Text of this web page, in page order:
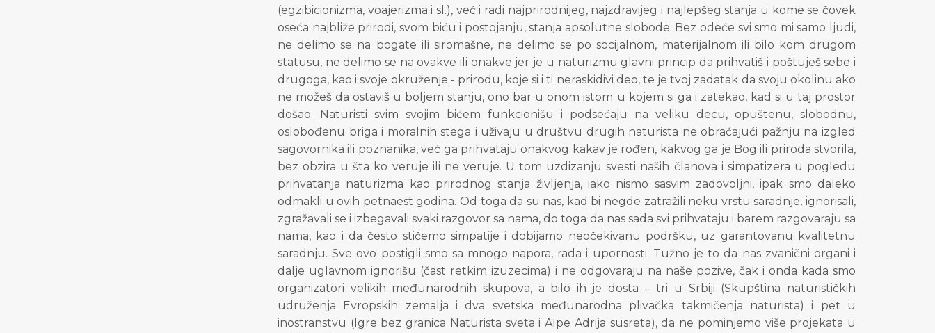
(egzibicionizma, voajerizma i sl.), već i radi najprirodnijeg, najzdravijeg i najlepšeg stanja u kome se čovek
oseća najbliže prirodi, svom biću i postojanju, stanja apsolutne slobode. Bez odeće svi smo mi samo ljudi,
ne delimo se na bogate ili siromašne, ne delimo se po socijalnom, materijalnom ili bilo kom drugom
statusu, ne delimo se na ovakve ili onakve jer je u naturizmu glavni princip da prihvatiš i poštuješ sebe i
drugoga, kao i svoje okruženje - prirodu, koje si i ti neraskidivi deo, te je tvoj zadatak da svoju okolinu ako
ne možeš da ostaviš u boljem stanju, ono bar u onom istom u kojem si ga i zatekao, kad si u taj prostor
došao. Naturisti svim svojim bićem funkcionišu i podsećaju na veliku decu, opuštenu, slobodnu,
oslobođenu briga i moralnih stega i uživaju u društvu drugih naturista ne obraćajući pažnju na izgled
sagovornika ili poznanika, već ga prihvataju onakvog kakav je rođen, kakvog ga je Bog ili priroda stvorila,
bez obzira u šta ko veruje ili ne veruje. U tom uzdizanju svesti naših članova i simpatizera u pogledu
prihvatanja naturizma kao prirodnog stanja življenja, iako nismo sasvim zadovoljni, ipak smo daleko
odmakli u ovih petnaest godina. Od toga da su nas, kad bi negde zatražili neku vrstu saradnje, ignorisali,
zgražavali se i izbegavali svaki razgovor sa nama, do toga da nas sada svi prihvataju i barem razgovaraju sa
nama, kao i da često stičemo simpatije i dobijamo neočekivanu podršku, uz garantovanu kvalitetnu
saradnju. Sve ovo postigli smo sa mnogo napora, rada i upornosti. Tužno je to da nas zvanični organi i
dalje uglavnom ignorišu (čast retkim izuzecima) i ne odgovaraju na naše pozive, čak i onda kada smo
organizatori velikih međunarodnih skupova, a bilo ih je dosta – tri u Srbiji (Skupština naturističkih
udruženja Evropskih zemalja i dva svetska međunarodna plivačka takmičenja naturista) i pet u
inostranstvu (Igre bez granica Naturista sveta i Alpe Adrija susreta), da ne pominjemo više projekata u